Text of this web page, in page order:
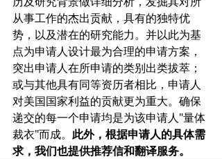
从事工作的杰出贡献，具有的独特优
势，以及潜在的研究能力。并以此为基
点为申请人设计最为合理的申请方案，
突出申请人在所申请的类别出类拔萃；
或与其他具有同等资历者相比，申请人
对美国国家利益的贡献更为重大。确保
递交的每一个申请均是为该申请人"量体
裁衣"而成。 此外，根据申请人的具体需
求，我们也提供推荐信和翻译服务。